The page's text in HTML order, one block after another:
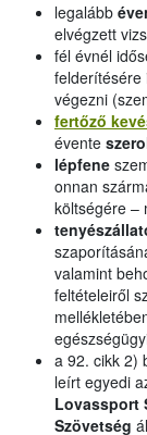
legalább
elvégzett
fél évnél
felderítésére
végezni
fertőző
évente
lépfene
onnan
költségére –
valamint
feltételeiről
a 92. cikk 2)
leírt egyedi
Lovassport
Szövetség